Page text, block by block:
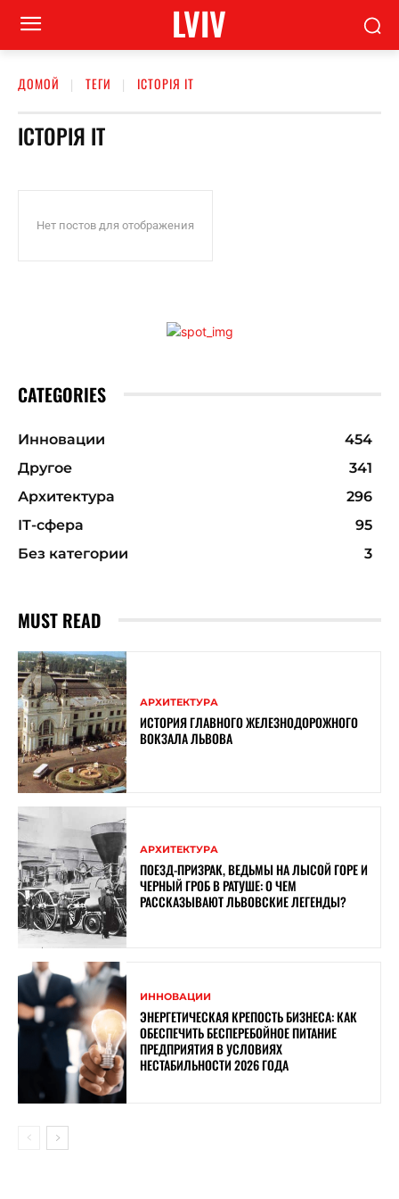
LVIV
ДОМОЙ ТЕГИ ІСТОРІЯ ІТ
ІСТОРІЯ ІТ
Нет постов для отображения
CATEGORIES
Инновации
454
Другое
341
Архитектура
296
ІТ-сфера
95
Без категории
3
MUST READ
АРХИТЕКТУРА
ИСТОРИЯ ГЛАВНОГО ЖЕЛЕЗНОДОРОЖНОГО
ВОКЗАЛА ЛЬВОВА
АРХИТЕКТУРА
ПОЕЗД-ПРИЗРАК, ВЕДЬМЫ НА ЛЫСОЙ ГОРЕ И
ЧЕРНЫЙ ГРОБ В РАТУШЕ: О ЧЕМ
РАССКАЗЫВАЮТ ЛЬВОВСКИЕ ЛЕГЕНДЫ?
ИННОВАЦИИ
ЭНЕРГЕТИЧЕСКАЯ КРЕПОСТЬ БИЗНЕСА: КАК
ОБЕСПЕЧИТЬ БЕСПЕРЕБОЙНОЕ ПИТАНИЕ
ПРЕДПРИЯТИЯ В УСЛОВИЯХ
НЕСТАБИЛЬНОСТИ 2026 ГОДА